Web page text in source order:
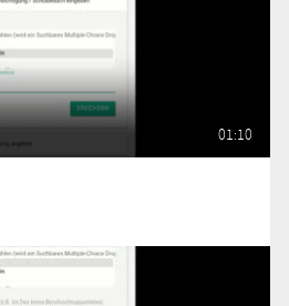
01:10